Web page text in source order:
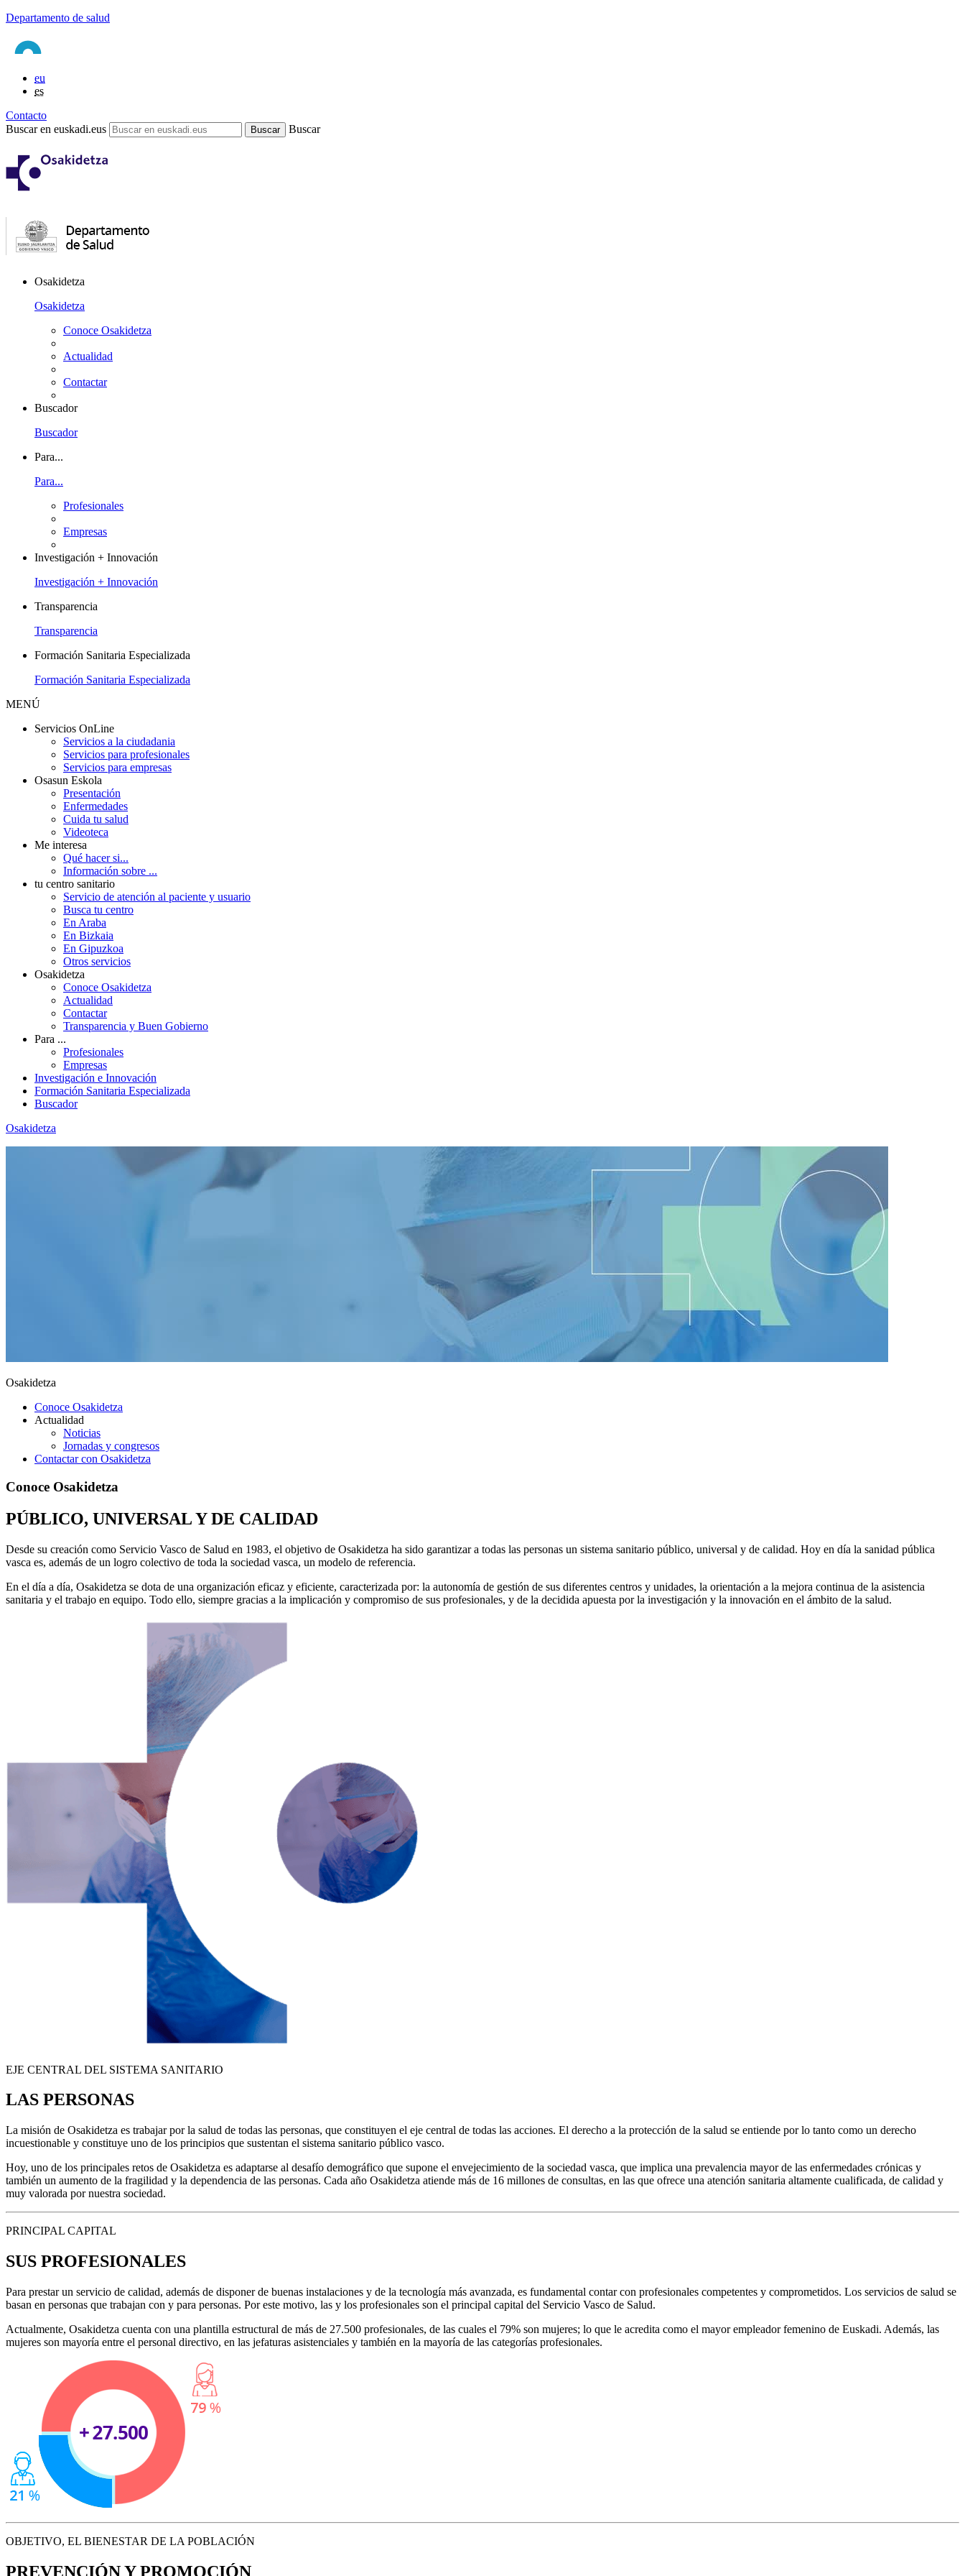
Departamento de salud
eu
es
Contacto
Buscar en euskadi.eus
Buscar
Osakidetza
Osakidetza
Conoce Osakidetza
Actualidad
Contactar
Buscador
Buscador
Para...
Para...
Profesionales
Empresas
Investigación + Innovación
Investigación + Innovación
Transparencia
Transparencia
Formación Sanitaria Especializada
Formación Sanitaria Especializada
MENÚ
Servicios OnLine
Servicios a la ciudadania
Servicios para profesionales
Servicios para empresas
Osasun Eskola
Presentación
Enfermedades
Cuida tu salud
Videoteca
Me interesa
Qué hacer si...
Información sobre ...
tu centro sanitario
Servicio de atención al paciente y usuario
Busca tu centro
En Araba
En Bizkaia
En Gipuzkoa
Otros servicios
Osakidetza
Conoce Osakidetza
Actualidad
Contactar
Transparencia y Buen Gobierno
Para ...
Profesionales
Empresas
Investigación e Innovación
Formación Sanitaria Especializada
Buscador
Osakidetza
Osakidetza
Conoce Osakidetza
Actualidad
Noticias
Jornadas y congresos
Contactar con Osakidetza
Conoce Osakidetza
PÚBLICO, UNIVERSAL Y DE CALIDAD
Desde su creación como Servicio Vasco de Salud en 1983, el objetivo de Osakidetza ha sido garantizar a todas las personas un sistema sanitario público, universal y de calidad. Hoy en día la sanidad pública
vasca es, además de un logro colectivo de toda la sociedad vasca, un modelo de referencia.
En el día a día, Osakidetza se dota de una organización eficaz y eficiente, caracterizada por: la autonomía de gestión de sus diferentes centros y unidades, la orientación a la mejora continua de la asistencia
sanitaria y el trabajo en equipo. Todo ello, siempre gracias a la implicación y compromiso de sus profesionales, y de la decidida apuesta por la investigación y la innovación en el ámbito de la salud.
EJE CENTRAL DEL SISTEMA SANITARIO
LAS PERSONAS
La misión de Osakidetza es trabajar por la salud de todas las personas, que constituyen el eje central de todas las acciones. El derecho a la protección de la salud se entiende por lo tanto como un derecho
incuestionable y constituye uno de los principios que sustentan el sistema sanitario público vasco.
Hoy, uno de los principales retos de Osakidetza es adaptarse al desafío demográfico que supone el envejecimiento de la sociedad vasca, que implica una prevalencia mayor de las enfermedades crónicas y
también un aumento de la fragilidad y la dependencia de las personas. Cada año Osakidetza atiende más de 16 millones de consultas, en las que ofrece una atención sanitaria altamente cualificada, de calidad y
muy valorada por nuestra sociedad.
PRINCIPAL CAPITAL
SUS PROFESIONALES
Para prestar un servicio de calidad, además de disponer de buenas instalaciones y de la tecnología más avanzada, es fundamental contar con profesionales competentes y comprometidos. Los servicios de salud se
basan en personas que trabajan con y para personas. Por este motivo, las y los profesionales son el principal capital del Servicio Vasco de Salud.
Actualmente, Osakidetza cuenta con una plantilla estructural de más de 27.500 profesionales, de las cuales el 79% son mujeres; lo que le acredita como el mayor empleador femenino de Euskadi. Además, las
mujeres son mayoría entre el personal directivo, en las jefaturas asistenciales y también en la mayoría de las categorías profesionales.
OBJETIVO, EL BIENESTAR DE LA POBLACIÓN
PREVENCIÓN Y PROMOCIÓN